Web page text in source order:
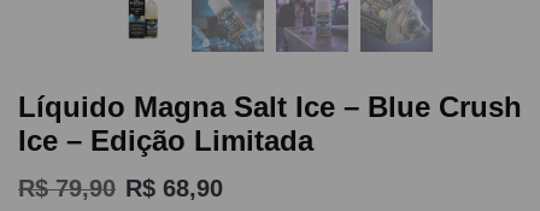
Líquido Magna Salt Ice – Blue Crush
Ice – Edição Limitada
R$79,90 R$ 68,90